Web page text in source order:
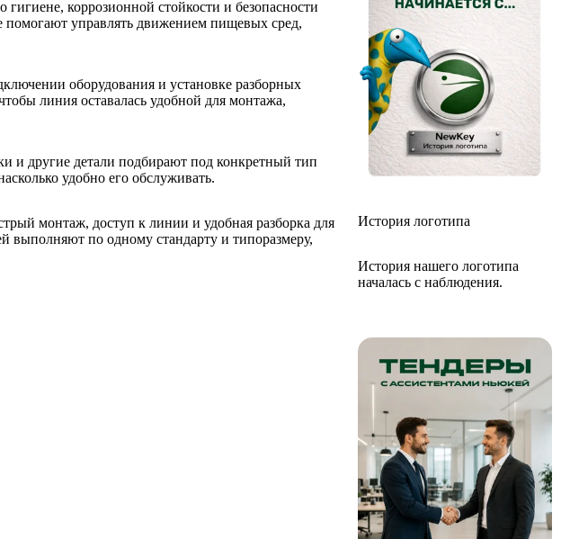
История логотипа
История нашего логотипа
началась с наблюдения.
монтаж, доступ к линии и удобная разборка для
выполняют по одному стандарту и типоразмеру,
и другие детали подбирают под конкретный тип
удобно его обслуживать.
оборудования и установке разборных
линия оставалась удобной для монтажа,
коррозионной стойкости и безопасности
помогают управлять движением пищевых сред,